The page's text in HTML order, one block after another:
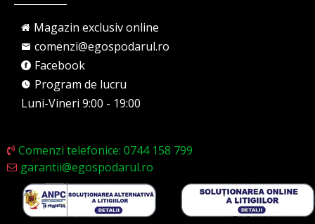
Magazin exclusiv online
comenzi@egospodarul.ro
Facebook
Program de lucru
Luni-Vineri 9:00 - 19:00
Comenzi telefonice: 0744 158 799
garantii@egospodarul.ro